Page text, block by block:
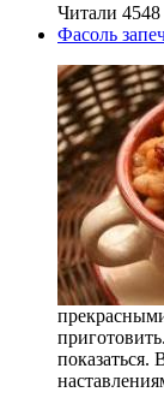
Читали 4548
Фасоль
показаться.